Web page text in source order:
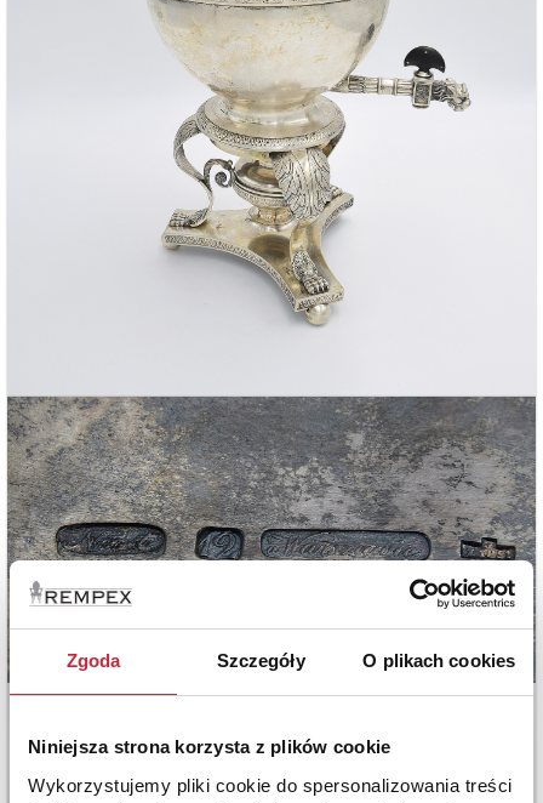
Zgoda Szczegóły O plikach cookies
Niniejsza strona korzysta z plików cookie
Wykorzystujemy pliki cookie do spersonalizowania treści